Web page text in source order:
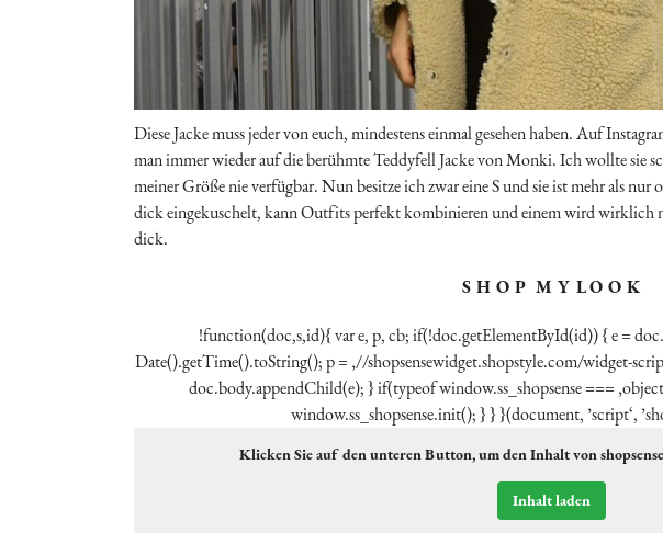
Diese Jacke muss jeder von euch, mindestens einmal gesehen haben. Auf
man immer wieder auf die berühmte Teddyfell Jacke von Monki. Ich wollte sie
meiner Größe nie verfügbar. Nun besitze ich zwar eine S und sie ist mehr als
dick eingekuschelt, kann Outfits perfekt kombinieren und einem wird wirklich
dick.
S H O P M Y L O O K
!function(doc,s,id){ var e, p, cb; if(!doc.getElementById(id)) { e =
Date().getTime().toString(); p = ‚//shopsensewidget.shopstyle.com/widget-
doc.body.appendChild(e); } if(typeof window.ss_shopsense ===
window.ss_shopsense.init(); } } }(document, ’script‘,
Klicken Sie auf den unteren Button, um den Inhalt von
Inhalt laden